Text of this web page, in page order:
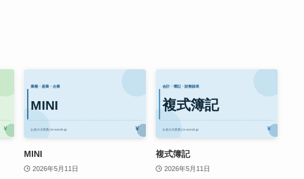
MINI
2026年5月11日
複式簿記
2026年5月11日